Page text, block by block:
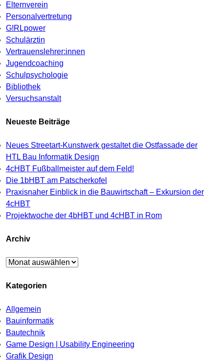
Elternverein
Personalvertretung
G!RLpower
Schulärztin
Vertrauenslehrer:innen
Jugendcoaching
Schulpsychologie
Bibliothek
Versuchsanstalt
Neueste Beiträge
Neues Streetart-Kunstwerk gestaltet die Ostfassade der
HTL Bau Informatik Design
4cHBT Fußballmeister auf dem Feld!
Die 1bHBT am Patscherkofel
Praxisnaher Einblick in die Bauwirtschaft – Exkursion der
4cHBT
Projektwoche der 4bHBT und 4cHBT in Rom
Archiv
Archiv
Kategorien
Allgemein
Bauinformatik
Bautechnik
Game Design | Usability Engineering
Grafik Design